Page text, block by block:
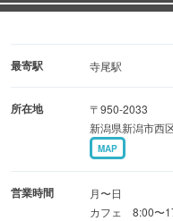
ランチセットは、スー
・とってもおいしい特
・ロコモコ…ボリューム
・彩り野菜カレー…ご
最寄駅 寺尾駅
所在地
〒950-2033
新潟県新潟市西
MAP
営業時間
月〜日
カフェ 8:00〜